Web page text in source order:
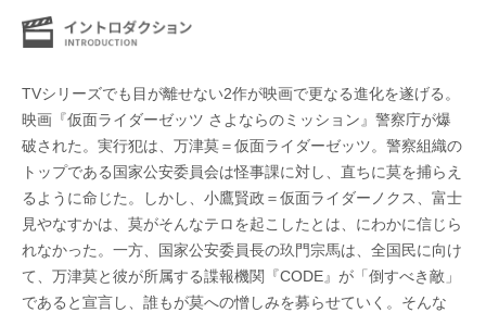
TVシリーズでも目が離せない2作が映画で更なる進化を遂げる。
映画『仮面ライダーゼッツ さよならのミッション』警察庁が爆
破された。実行犯は、万津莫＝仮面ライダーゼッツ。警察組織の
トップである国家公安委員会は怪事課に対し、直ちに莫を捕らえ
るように命じた。しかし、小鷹賢政＝仮面ライダーノクス、富士
見やなすかは、莫がそんなテロを起こしたとは、にわかに信じら
れなかった。一方、国家公安委員長の玖門宗馬は、全国民に向け
て、万津莫と彼が所属する諜報機関『CODE』が「倒すべき敵」
であると宣言し、誰もが莫への憎しみを募らせていく。そんな